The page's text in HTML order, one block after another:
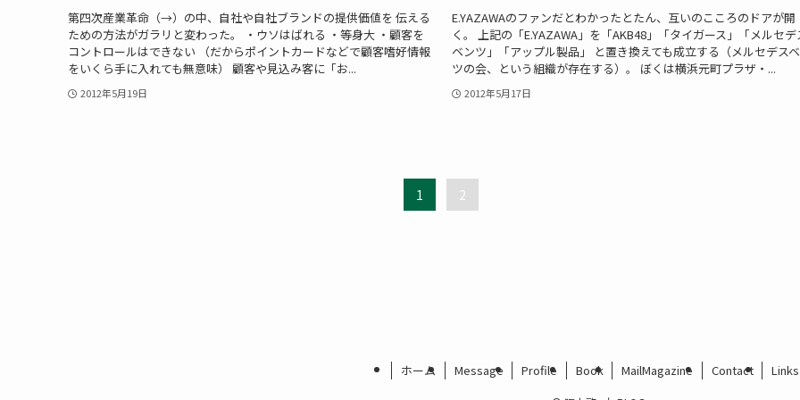
第四次産業革命（→）の中、自社や自社ブランドの提供価値を 伝える
ための方法がガラリと変わった。 ・ウソはばれる ・等身大 ・顧客を
コントロールはできない （だからポイントカードなどで顧客嗜好情報
をいくら手に入れても無意味） 顧客や見込み客に「お...
2012年5月19日
E.YAZAWAのファンだとわかったとたん、互いのこころのドアが開
く。 上記の「E.YAZAWA」を「AKB48」「タイガース」「メルセデ
ベンツ」「アップル製品」 と置き換えても成立する（メルセデス
ツの会、という組織が存在する）。 ぼくは横浜元町プラザ・...
2012年5月17日
1 2
ホーム Message Profile Book MailMagazine Contact Links